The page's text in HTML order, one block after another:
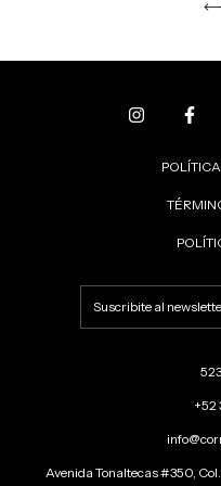
+52
Avenida Tonaltecas #350,